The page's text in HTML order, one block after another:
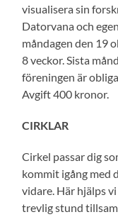
visualisera sin
Datorvana och
måndagen den 19
8 veckor. Sista
föreningen är
Avgift 400 kronor.
CIRKLAR
Cirkel passar dig
kommit igång med
vidare. Här hjälps
trevlig stund